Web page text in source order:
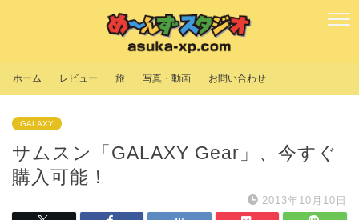
ホーム レビュー 旅 写真・動画 お問い合わせ
GALAXY
サムスン「GALAXY Gear」、今すぐ
購入可能！
2013年10月10日